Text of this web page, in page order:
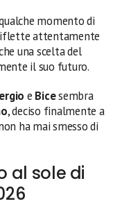
momento di
attentamente
una scelta del
il suo futuro.
e Bicesembra
, deciso finalmente a
ha mai smesso di
al sole di